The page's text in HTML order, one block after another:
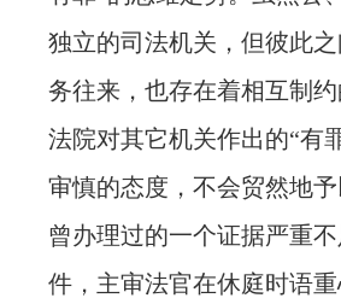
独立的司法机关，但彼此
务往来，也存在着相互制
法院对其它机关作出的“有
审慎的态度，不会贸然地
曾办理过的一个证据严重
件，主审法官在休庭时语